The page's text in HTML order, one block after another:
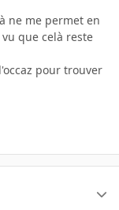
ne me permet en
que celà reste
pour trouver